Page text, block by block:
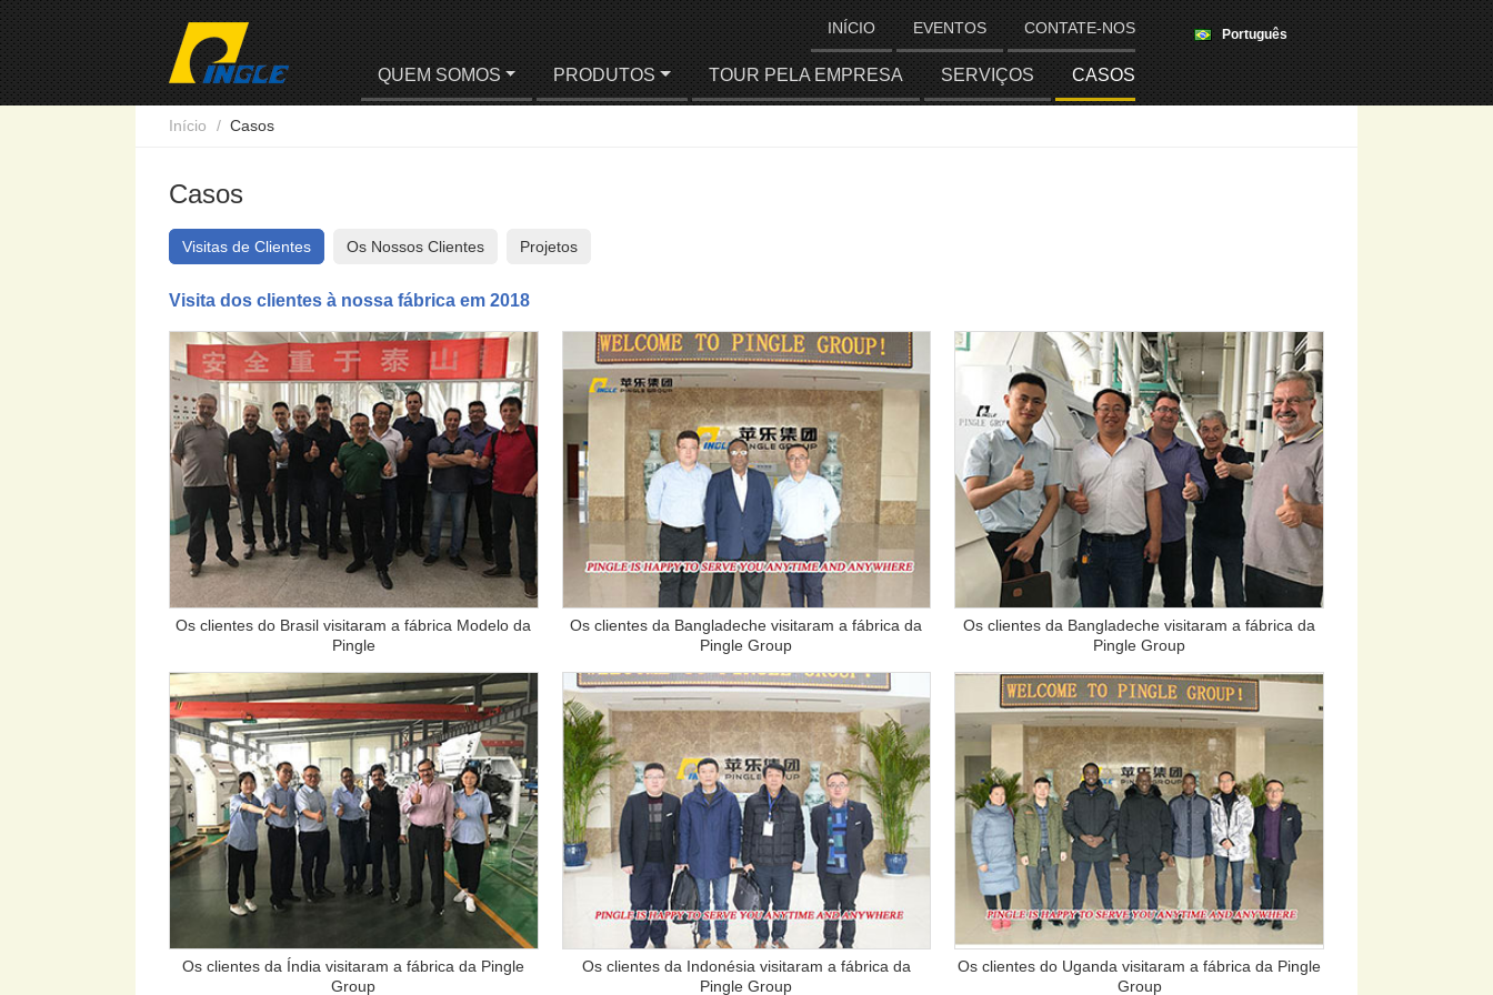
Português
INÍCIO EVENTOS CONTATE-NOS
QUEM SOMOS PRODUTOS TOUR PELA EMPRESA SERVIÇOS CASOS
Início Casos
Casos
Visitas de Clientes Os Nossos Clientes Projetos
Visita dos clientes à nossa fábrica em 2018
Os clientes do Brasil visitaram a fábrica Modelo da
Pingle
Os clientes da Bangladeche visitaram a fábrica da
Pingle Group
Os clientes da Bangladeche visitaram a fábrica da
Pingle Group
Os clientes da Índia visitaram a fábrica da Pingle
Group
Os clientes da Indonésia visitaram a fábrica da
Pingle Group
Os clientes do Uganda visitaram a fábrica da Pingle
Group